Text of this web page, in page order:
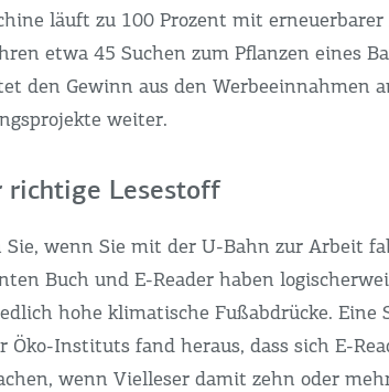
läuft zu 100 Prozent mit erneuerbarer
etwa 45 Suchen zum Pflanzen eines
den Gewinn aus den Werbeeinnahmen
weiter.
richtige Lesestoff
Sie, wenn Sie mit der U-Bahn zur Arbeit
Buch und E-Reader haben
hohe klimatische Fußabdrücke. Eine
Öko-Instituts fand heraus, dass sich E-
wenn Vielleser damit zehn oder